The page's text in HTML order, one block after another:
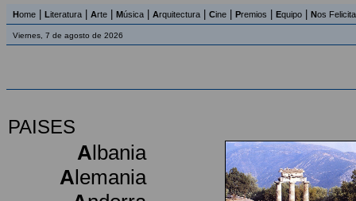
Home Literatura Arte Música Arquitectura Cine Premios Equipo Nos
Viernes, 7 de agosto de 2026
PAISES
Albania
Alemania